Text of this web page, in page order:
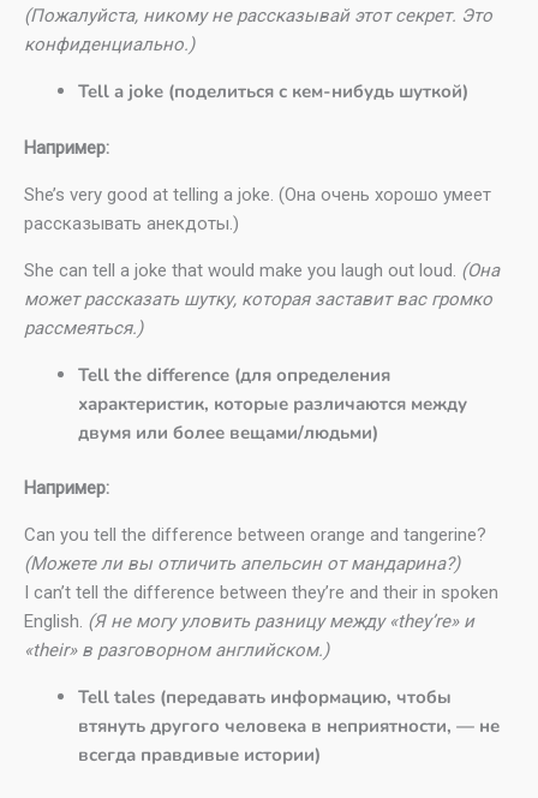
(Пожалуйста, никому не рассказывай этот секрет. Это
конфиденциально.)
Tell a joke (поделиться с кем-нибудь шуткой)
Например:
She’s very good at telling a joke. (Она очень хорошо умеет
рассказывать анекдоты.)
She can tell a joke that would make you laugh out loud. (Она
может рассказать шутку, которая заставит вас громко
рассмеяться.)
Tell the difference (для определения
характеристик, которые различаются между
двумя или более вещами/людьми)
Например:
Can you tell the difference between orange and tangerine?
(Можете ли вы отличить апельсин от мандарина?)
I can’t tell the difference between they’re and their in spoken
English. (Я не могу уловить разницу между «they’re» и
«their» в разговорном английском.)
Tell tales (передавать информацию, чтобы
втянуть другого человека в неприятности, — не
всегда правдивые истории)